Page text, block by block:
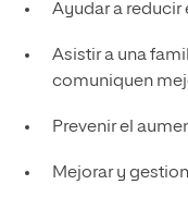
Ayudar a reducir
Asistir a una
comuniquen
Prevenir el
Mejorar y